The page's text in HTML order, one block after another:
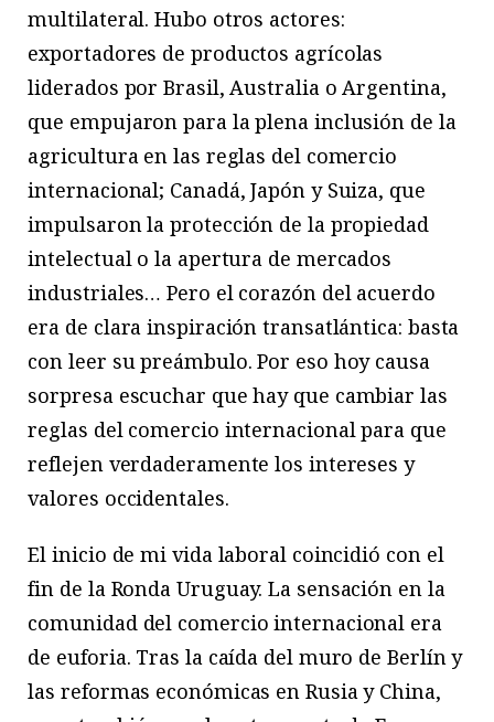
multilateral. Hubo otros actores:
exportadores de productos agrícolas
liderados por Brasil, Australia o Argentina,
que empujaron para la plena inclusión de la
agricultura en las reglas del comercio
internacional; Canadá, Japón y Suiza, que
impulsaron la protección de la propiedad
intelectual o la apertura de mercados
industriales… Pero el corazón del acuerdo
era de clara inspiración transatlántica: basta
con leer su preámbulo. Por eso hoy causa
sorpresa escuchar que hay que cambiar las
reglas del comercio internacional para que
reflejen verdaderamente los intereses y
valores occidentales.
El inicio de mi vida laboral coincidió con el
fin de la Ronda Uruguay. La sensación en la
comunidad del comercio internacional era
de euforia. Tras la caída del muro de Berlín y
las reformas económicas en Rusia y China,